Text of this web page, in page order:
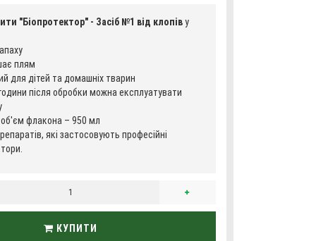
"Біопротектор" - Засіб №1 від клопіву
плям
для дітей та домашніх тварин
після обробки можна експлуатувати
флакона – 950 мл
які застосовують професійні
КУПИТИ